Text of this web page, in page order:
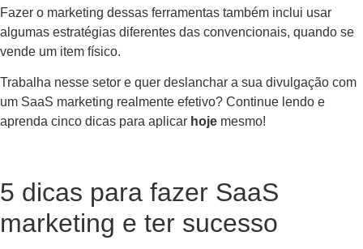
Fazer o marketing dessas ferramentas também inclui usar
algumas estratégias diferentes das convencionais, quando se
vende um item físico.
Trabalha nesse setor e quer deslanchar a sua divulgação com
um SaaS marketing realmente efetivo? Continue lendo e
aprenda cinco dicas para aplicar hoje mesmo!
5 dicas para fazer SaaS
marketing e ter sucesso